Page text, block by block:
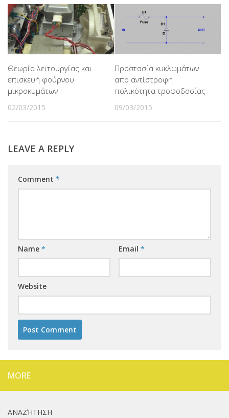
Θεωρία λειτουργίας και
επισκευή φούρνου
μικροκυμάτων
02/03/2015
Προστασία κυκλωμάτων
απο αντίστροφη
πολικότητα τροφοδοσίας
09/03/2015
LEAVE A REPLY
Comment *
Name * Email *
Website
MORE
ΑΝΑΖΉΤΗΣΗ